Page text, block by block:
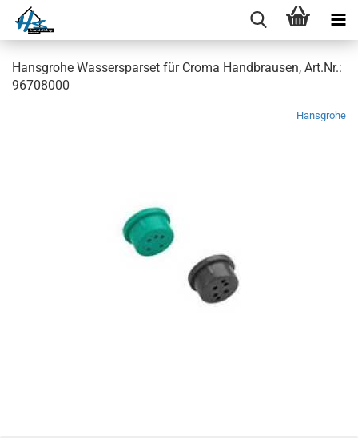
Hansgrohe Wassersparset für Croma Handbrausen, Art.Nr.:
96708000
Hansgrohe